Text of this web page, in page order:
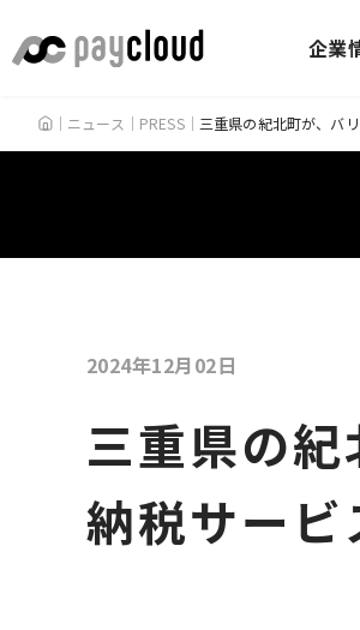
企業
HOMEニュース PRESS 三重県の紀北町が、バ
2024年12月02日
三重県の
納税サー